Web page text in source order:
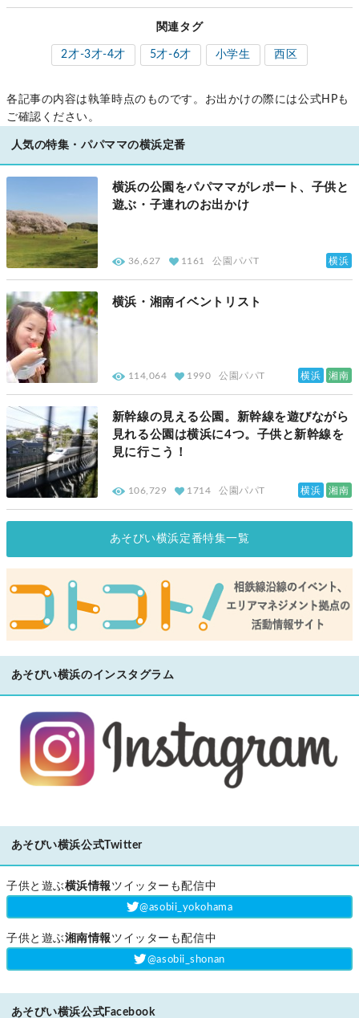
関連タグ
2才-3才-4才 5才-6才 小学生 西区
各記事の内容は執筆時点のものです。お出かけの際には公式HPも
ご確認ください。
人気の特集・パパママの横浜定番
横浜の公園をパパママがレポート、子供と
遊ぶ・子連れのお出かけ
36,627 1161 公園パパT 横浜
横浜・湘南イベントリスト
114,064 1990 公園パパT 横浜 湘南
新幹線の見える公園。新幹線を遊びながら
見れる公園は横浜に4つ。子供と新幹線を
見に行こう！
106,729 1714 公園パパT 横浜 湘南
あそびい横浜定番特集一覧
あそびい横浜のインスタグラム
あそびい横浜公式Twitter
子供と遊ぶ横浜情報 ツイッターも配信中
‎@asobii_yokohama
子供と遊ぶ湘南情報 ツイッターも配信中
‎@asobii_shonan
あそびい横浜公式Facebook